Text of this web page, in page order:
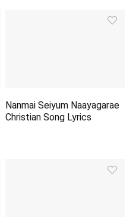
Nanmai Seiyum Naayagarae
Christian Song Lyrics